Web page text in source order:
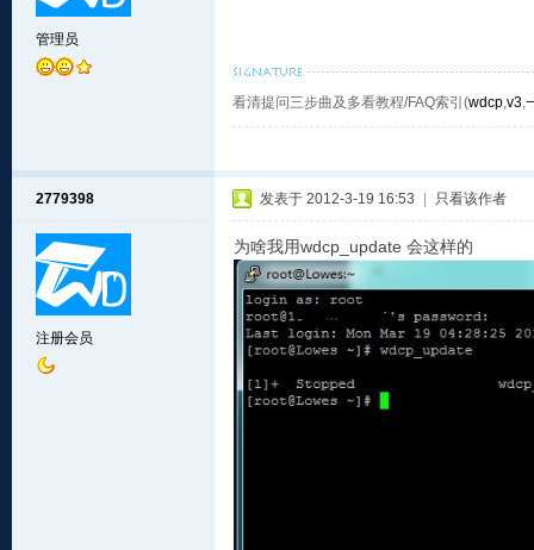
管理员
看清提问三步曲及多看教程/FAQ索引(wdcp,v3,
2779398
注册会员
发表于 2012-3-19 16:53 只看该作者
为啥我用wdcp_update 会这样的